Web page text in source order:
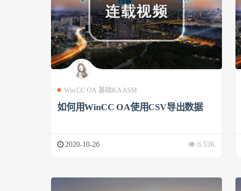
WinCC OA 基础KAASM
如何用WinCC OA使用CSV导出数据
2020-10-26 6.53K